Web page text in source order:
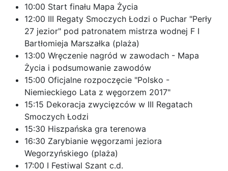
10:00 Start finału Mapa Życia
12:00 III Regaty Smoczych Łodzi o Puchar "Perły
27 jezior" pod patronatem mistrza wodnej F I
Bartłomieja Marszałka (plaża)
13:00 Wręczenie nagród w zawodach - Mapa
Życia i podsumowanie zawodów
15:00 Oficjalne rozpoczęcie "Polsko -
Niemieckiego Lata z węgorzem 2017"
15:15 Dekoracja zwycięzców w III Regatach
Smoczych Łodzi
15:30 Hiszpańska gra terenowa
16:30 Zarybianie węgorzami jeziora
Wegorzyńskiego (plaża)
17:00 I Festiwal Szant c.d.